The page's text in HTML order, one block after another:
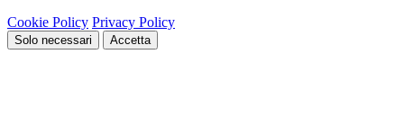
Cookie Policy Privacy Policy
Solo necessari Accetta